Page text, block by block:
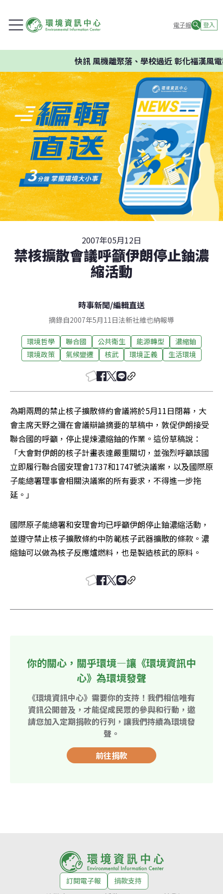
電子報 登入
快訊風機離聚落、學校過近 彰化福漢風電
2007年05月12日
禁核擴散會議呼籲伊朗停止鈾濃
縮活動
時事新聞/編輯直送
摘錄自2007年5月11日法新社維也納報導
環境哲學 聯合國 公共衛生 能源轉型
濃縮鈾
環境政策
氣候變遷 核武 環境正義 生活環境
為期兩周的禁止核子擴散條約會議將於5月11日閉幕，大
會主席天野之彌在會議辯論摘要的草稿中，敦促伊朗接受
聯合國的呼籲，停止提煉濃縮鈾的作業。這份草稿說：
「大會對伊朗的核子計畫表達嚴重關切，並強烈呼籲該國
立即履行聯合國安理會1737和1747號決議案，以及國際原
子能總署理事會相關決議案的所有要求，不得進一步拖
延。」
國際原子能總署和安理會均已呼籲伊朗停止鈾濃縮活動，
並遵守禁止核子擴散條約中防範核子武器擴散的條款。濃
縮鈾可以做為核子反應爐燃料，也是製造核武的原料。
你的關心，關乎環境—讓《環境資訊中
心》為環境發聲
《環境資訊中心》需要你的支持！我們相信唯有
資訊公開普及，才能促成民眾的參與和行動，邀
請您加入定期捐款的行列，讓我們持續為環境發
聲。
前往捐款
訂閱電子報
捐款支持